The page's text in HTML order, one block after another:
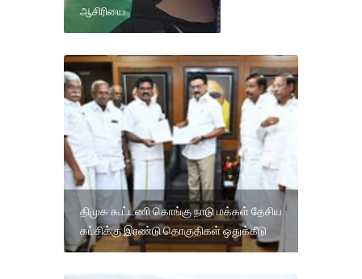
ஆசிரியை
திமுக கூட்டணி கொங்கு நாடு மக்கள் தேசிய
கட்சிக்கு இரண்டு தொகுதிகள் ஒதுக்கீடு